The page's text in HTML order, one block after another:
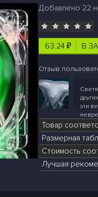
Добавлено 22
63.24 ₽ В
Отзыв
эти
Товар
Размерная
Стоимость
Лучшая